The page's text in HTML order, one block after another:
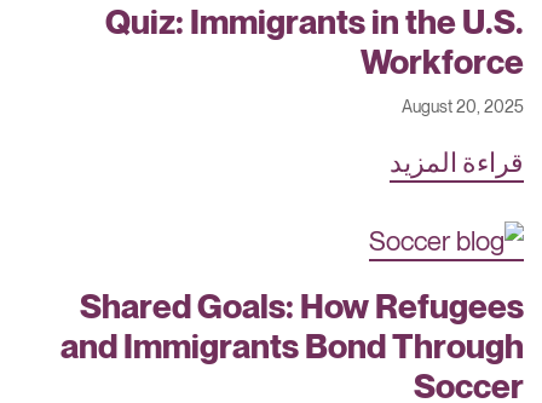
Quiz: Immigrants in the U.S.
Workforce
August 20, 2025
قراءة المزيد
Shared Goals: How Refugees
and Immigrants Bond Through
Soccer